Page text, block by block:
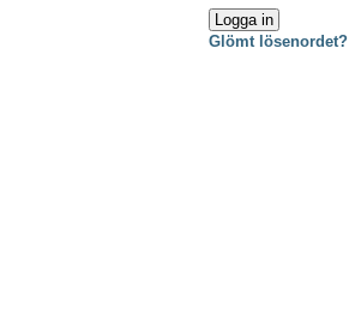
Glömt lösenordet?